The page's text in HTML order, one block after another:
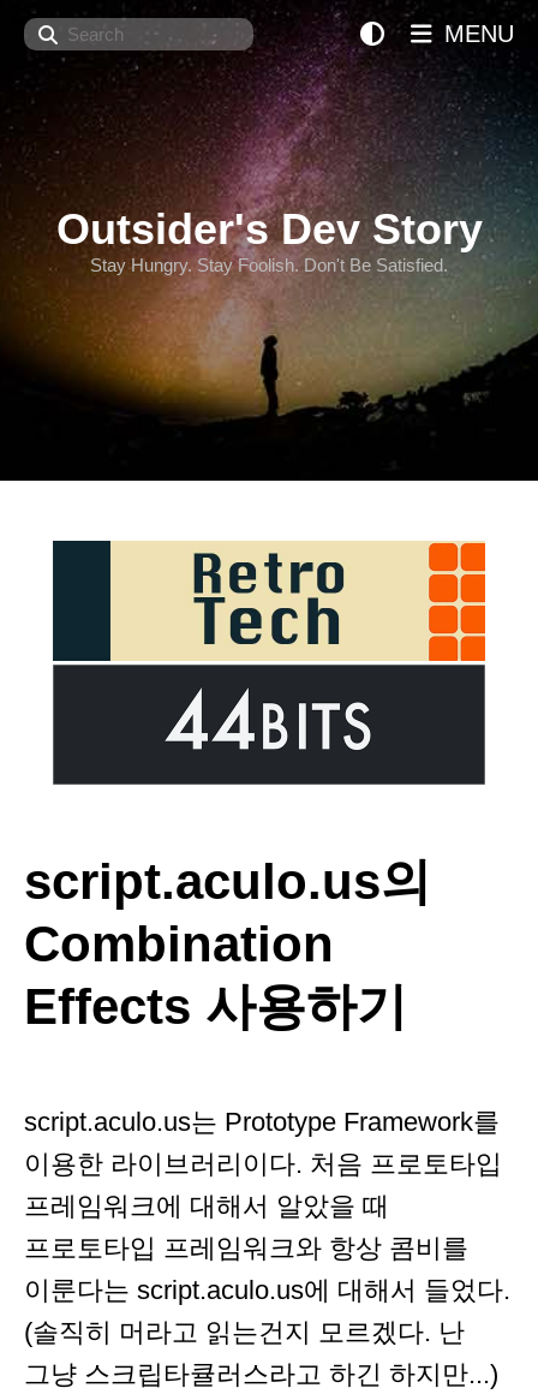
Search
Outsider's Dev Story
Stay Hungry. Stay Foolish. Don't Be Satisfied.
MENU
script.aculo.us의
Combination
Effects 사용하기
script.aculo.us는 Prototype Framework를
이용한 라이브러리이다. 처음 프로토타입
프레임워크에 대해서 알았을 때
프로토타입 프레임워크와 항상 콤비를
이룬다는 script.aculo.us에 대해서 들었다.
(솔직히 머라고 읽는건지 모르겠다. 난
그냥 스크립타큘러스라고 하긴 하지만...)